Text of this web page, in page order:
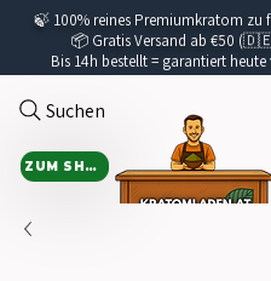
Suchen
🍃 100% reines Premiumkratom zu
📦 Gratis Versand ab €50
Bis 14h bestellt = garantiertheute
ZUM SHOP